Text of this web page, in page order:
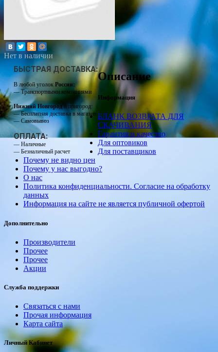
Нет в наличии
БЫСТРАЯ ДОСТАВКА:
В любой уголок России:
— Транспортными компаниями
Нижний Новгороди пригород:
— Бесплатная доставка в магазин
— Самовывоз
ОПЛАТА:
— Наличные
— Безналичный расчет
Описание
Информация
БЛАНК ВОЗВРАТА ДЛЯ
СКАЧИВАНИЯ
Гарантия и качество
Для оптовиков
Для поставщиков
Почему не видно цен
Почему у нас выгодно?
О нас
Политика конфиденциальности. Согласие на обработку
данных
Информация на сайте не является публичной офертой
Дополнительно
Производители
Прочее
Прочее
Акции
Служба поддержки
Связаться с нами
Прочая информация
Карта сайта
Личный Кабинет